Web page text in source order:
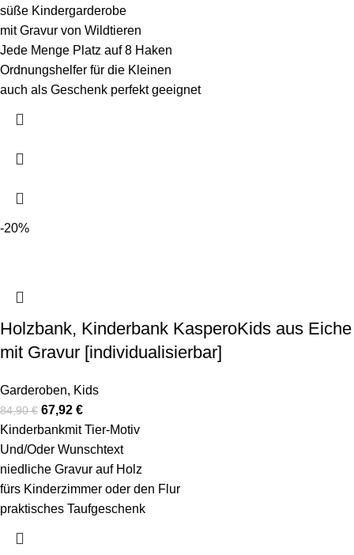
süße Kindergarderobe
mit Gravur von Wildtieren
Jede Menge Platz auf 8 Haken
Ordnungshelfer für die Kleinen
auch als Geschenk perfekt geeignet
-20%
Holzbank, Kinderbank KasperoKids aus Eiche
mit Gravur [individualisierbar]
Garderoben, Kids
84,90€ 67,92 €
Kinderbankmit Tier-Motiv
Und/Oder Wunschtext
niedliche Gravur auf Holz
fürs Kinderzimmer oder den Flur
praktisches Taufgeschenk